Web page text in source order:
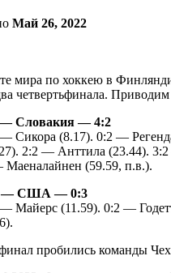
Май 26, 2022
мира по хоккею в
четвертьфинала. Приводим
Словакия — 4:2
Сикора (8.17). 0:2 —
2:2 — Анттила (23.44).
(59.59, п.в.).
— США — 0:3
Майерс (11.59). 0:2 —
пробились команды